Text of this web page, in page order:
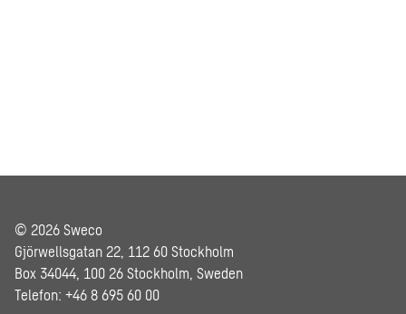
© 2026 Sweco
Gjörwellsgatan 22, 112 60 Stockholm
Box 34044, 100 26 Stockholm, Sweden
Telefon: +46 8 695 60 00